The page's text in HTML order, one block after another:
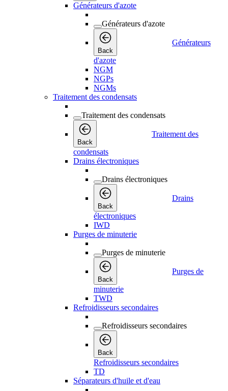
Générateurs d'azote
Générateurs d'azote
Back
Générateurs
d'azote
NGM
NGPs
NGMs
Traitement des condensats
Traitement des condensats
Back
Traitement des
condensats
Drains électroniques
Drains électroniques
Back
Drains
électroniques
IWD
Purges de minuterie
Purges de minuterie
Back
Purges de
minuterie
TWD
Refroidisseurs secondaires
Refroidisseurs secondaires
Back
Refroidisseurs secondaires
TD
Séparateurs d'huile et d'eau